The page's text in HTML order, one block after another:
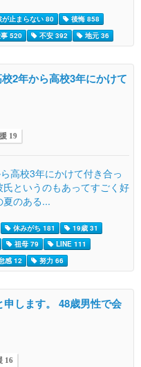
が止まらない 80
後悔 858
520 不安 392 地元 36
2年から高校3年にかけて
19
高校3年にかけて付き合っ
というのもあってすごく好
夏のある...
休みがち 181
19歳 31
祖母 79
LINE 111
感 12 努力 66
します。 48歳男性で会
16